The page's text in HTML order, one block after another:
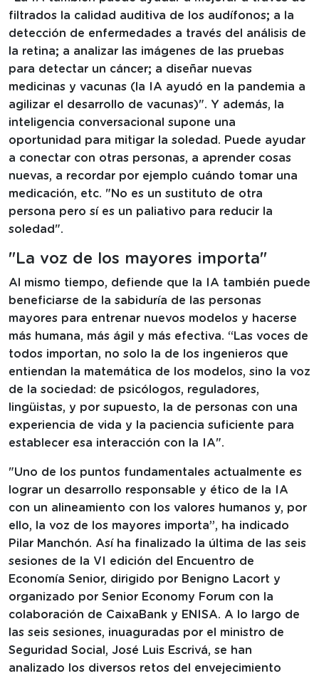
filtrados la calidad auditiva de los audífonos; a la
detección de enfermedades a través del análisis de
la retina; a analizar las imágenes de las pruebas
para detectar un cáncer; a diseñar nuevas
medicinas y vacunas (la IA ayudó en la pandemia a
agilizar el desarrollo de vacunas)". Y además, la
inteligencia conversacional supone una
oportunidad para mitigar la soledad. Puede ayudar
a conectar con otras personas, a aprender cosas
nuevas, a recordar por ejemplo cuándo tomar una
medicación, etc. "No es un sustituto de otra
persona pero sí es un paliativo para reducir la
soledad".
"La voz de los mayores importa"
Al mismo tiempo, defiende que la IA también puede
beneficiarse de la sabiduría de las personas
mayores para entrenar nuevos modelos y hacerse
más humana, más ágil y más efectiva. “Las voces de
todos importan, no solo la de los ingenieros que
entiendan la matemática de los modelos, sino la voz
de la sociedad: de psicólogos, reguladores,
lingüistas, y por supuesto, la de personas con una
experiencia de vida y la paciencia suficiente para
establecer esa interacción con la IA".
"Uno de los puntos fundamentales actualmente es
lograr un desarrollo responsable y ético de la IA
con un alineamiento con los valores humanos y, por
ello, la voz de los mayores importa”, ha indicado
Pilar Manchón. Así ha finalizado la última de las seis
sesiones de la VI edición del Encuentro de
Economía Senior, dirigido por Benigno Lacort y
organizado por Senior Economy Forum con la
colaboración de CaixaBank y ENISA. A lo largo de
las seis sesiones, inuaguradas por el ministro de
Seguridad Social, José Luis Escrivá, se han
analizado los diversos retos del envejecimiento